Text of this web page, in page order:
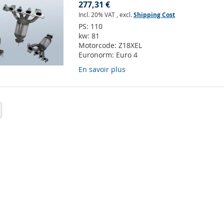
277,31 €
Incl. 20% VAT ,excl.Shipping Cost
PS: 110
kw:81
Motorcode:Z18XEL
Euronorm: Euro 4
En savoir plus
la page